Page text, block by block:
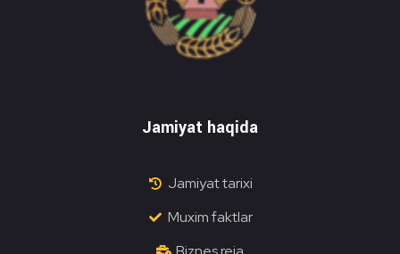
Jamiyat haqida
Jamiyat tarixi
Muxim faktlar